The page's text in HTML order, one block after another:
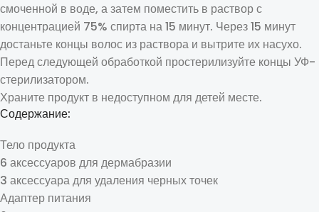
смоченной в воде, а затем поместить в раствор с
концентрацией 75% спирта на 15 минут. Через 15 минут
достаньте концы волос из раствора и вытрите их насухо.
Перед следующей обработкой простерилизуйте концы УФ-
стерилизатором.
Храните продукт в недоступном для детей месте.
Содержание:
Тело продукта
6 аксессуаров для дермабразии
3 аксессуара для удаления черных точек
Адаптер питания